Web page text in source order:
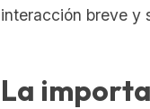
interacción breve y
La